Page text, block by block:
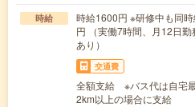
時給
時給1600円 ※研修中も同
円 （実働7時間、月12日
あり）
交通費
全額支給 ※バス代は自宅
2km以上の場合に支給